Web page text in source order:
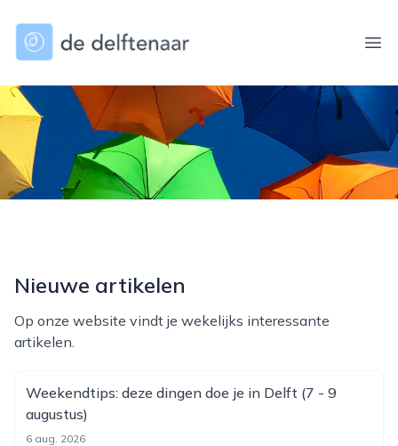
dedelftenaar.nl
Nieuwe artikelen
Op onze website vindt je wekelijks interessante
artikelen.
Weekendtips: deze dingen doe je in Delft (7 - 9
augustus)
6 aug. 2026